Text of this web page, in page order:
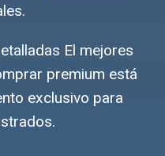
El mejores
premium está
exclusivo para